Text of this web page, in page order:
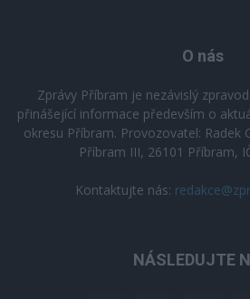
O nás
Zprávy Příbram je nezávislý
přinášející informace především o
okresu Příbram. Provozovatel: Radek
Příbram III, 26101 Příbram,
Kontaktujte nás:
NÁSLEDUJTE